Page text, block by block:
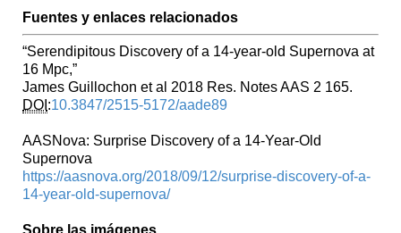
Fuentes y enlaces relacionados
“Serendipitous Discovery of a 14-year-old Supernova at
16 Mpc,”
James Guillochon et al 2018 Res. Notes AAS 2 165.
DOI :10.3847/2515-5172/aade89
AASNova: Surprise Discovery of a 14-Year-Old
Supernova
https://aasnova.org/2018/09/12/surprise-discovery-of-a-
14-year-old-supernova/
Sobre las imágenes